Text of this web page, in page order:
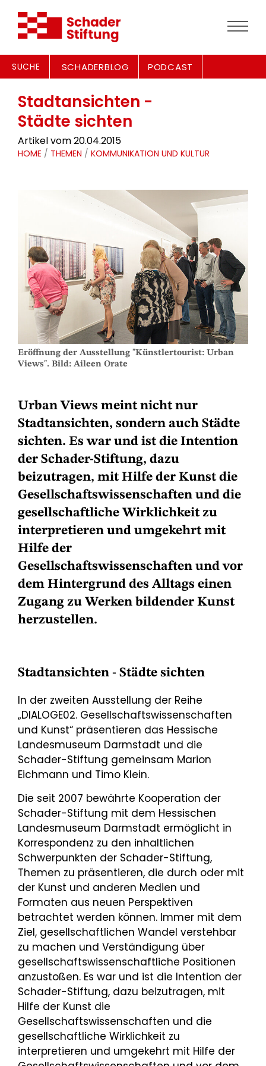
SUCHE SCHADERBLOG PODCAST
Stadtansichten -
Städte sichten
Artikel vom 20.04.2015
HOME / THEMEN / KOMMUNIKATION UND KULTUR
Eröffnung der Ausstellung "Künstlertourist: Urban
Views". Bild: Aileen Orate
Urban Views meint nicht nur
Stadtansichten, sondern auch Städte
sichten. Es war und ist die Intention
der Schader-Stiftung, dazu
beizutragen, mit Hilfe der Kunst die
Gesellschaftswissenschaften und die
gesellschaftliche Wirklichkeit zu
interpretieren und umgekehrt mit
Hilfe der
Gesellschaftswissenschaften und vor
dem Hintergrund des Alltags einen
Zugang zu Werken bildender Kunst
herzustellen.
Stadtansichten - Städte sichten
In der zweiten Ausstellung der Reihe
„DIALOGE02. Gesellschaftswissenschaften
und Kunst“ präsentieren das Hessische
Landesmuseum Darmstadt und die
Schader-Stiftung gemeinsam Marion
Eichmann und Timo Klein.
Die seit 2007 bewährte Kooperation der
Schader-Stiftung mit dem Hessischen
Landesmuseum Darmstadt ermöglicht in
Korrespondenz zu den inhaltlichen
Schwerpunkten der Schader-Stiftung,
Themen zu präsentieren, die durch oder mit
der Kunst und anderen Medien und
Formaten aus neuen Perspektiven
betrachtet werden können. Immer mit dem
Ziel, gesellschaftlichen Wandel verstehbar
zu machen und Verständigung über
gesellschaftswissenschaftliche Positionen
anzustoßen. Es war und ist die Intention der
Schader-Stiftung, dazu beizutragen, mit
Hilfe der Kunst die
Gesellschaftswissenschaften und die
gesellschaftliche Wirklichkeit zu
interpretieren und umgekehrt mit Hilfe der